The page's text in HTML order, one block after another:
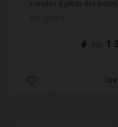
minutes à pieds des
DÈS 1